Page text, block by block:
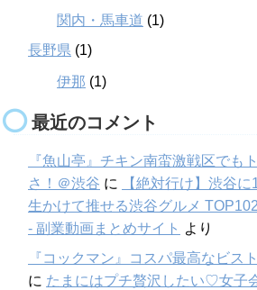
関内・馬車道 (1)
長野県 (1)
伊那 (1)
最近のコメント
『魚山亭』チキン南蛮激戦区でも
さ！＠渋谷 に
【絶対行け】渋谷
生かけて推せる渋谷グルメ
- 副業動画まとめサイト より
『コックマン』コスパ最高なビス
に たまにはプチ贅沢したい♡女子